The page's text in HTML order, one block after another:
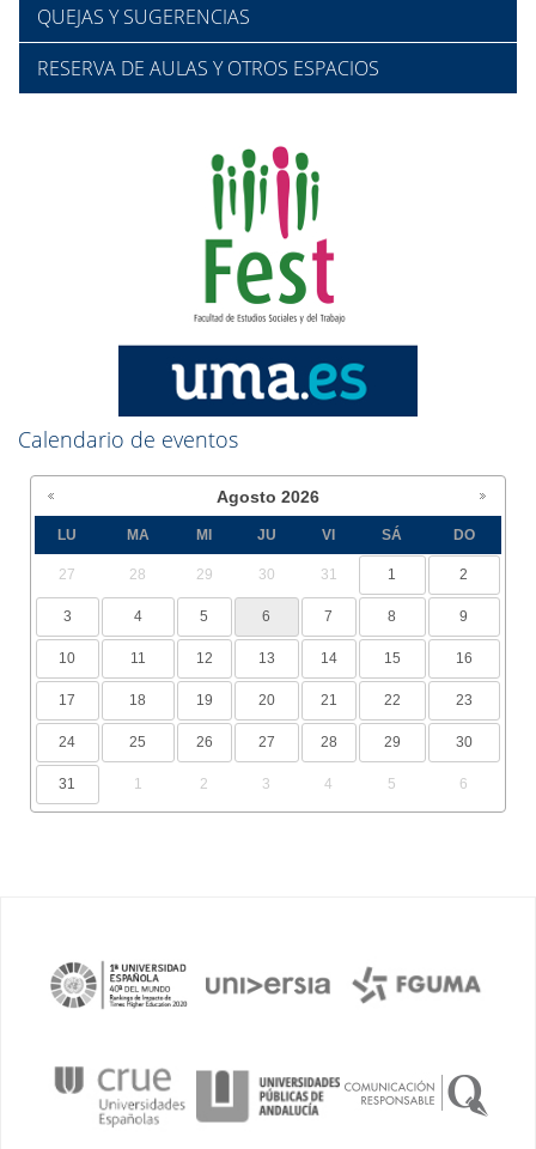
QUEJAS Y SUGERENCIAS
RESERVA DE AULAS Y OTROS ESPACIOS
Calendario de eventos
Agosto 2026
LU MA MI JU VI SÁ DO
27 28 29 30 31 1 2
3 4 5 6 7 8 9
10 11 12 13 14 15 16
17 18 19 20 21 22 23
24 25 26 27 28 29 30
31 1 2 3 4 5 6